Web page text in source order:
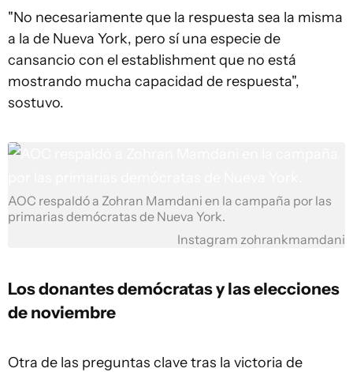
"No necesariamente que la respuesta sea la misma
a la de Nueva York, pero sí una especie de
cansancio con el establishment que no está
mostrando mucha capacidad de respuesta",
sostuvo.
AOC respaldó a Zohran Mamdani en la campaña por las
primarias demócratas de Nueva York.
Instagram zohrankmamdani
Los donantes demócratas y las elecciones
de noviembre
Otra de las preguntas clave tras la victoria de